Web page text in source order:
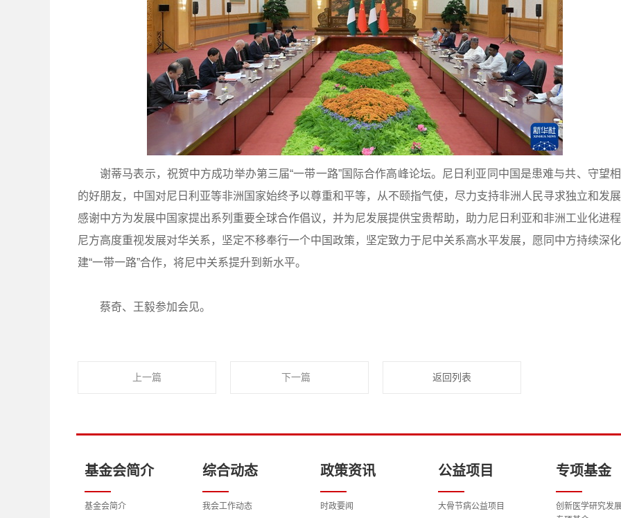
谢蒂马表示，祝贺中方成功举办第三届“一带一路”国际合作高峰论坛。尼日利亚同中国是患难与共、守望
的好朋友，中国对尼日利亚等非洲国家始终予以尊重和平等，从不颐指气使，尽力支持非洲人民寻求独立和发
感谢中方为发展中国家提出系列重要全球合作倡议，并为尼发展提供宝贵帮助，助力尼日利亚和非洲工业化进
尼方高度重视发展对华关系，坚定不移奉行一个中国政策，坚定致力于尼中关系高水平发展，愿同中方持续深
建“一带一路”合作，将尼中关系提升到新水平。
蔡奇、王毅参加会见。
上一篇 下一篇 返回列表
基金会简介
基金会简介
综合动态
我会工作动态
政策资讯
时政要闻
公益项目
大骨节病公益项目
专项基金
创新医学研究发